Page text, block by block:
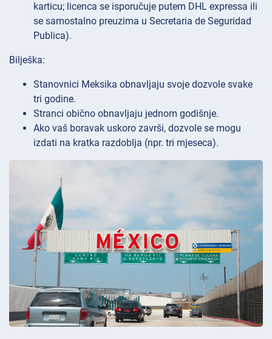
karticu; licenca se isporučuje putem DHL expressa ili
se samostalno preuzima u Secretaria de Seguridad
Publica).
Bilješka:
Stanovnici Meksika obnavljaju svoje dozvole svake
tri godine.
Stranci obično obnavljaju jednom godišnje.
Ako vaš boravak uskoro završi, dozvole se mogu
izdati na kratka razdoblja (npr. tri mjeseca).